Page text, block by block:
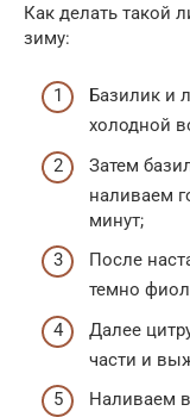
Как делать такой
зиму:
Базилик и
холодной
Затем
наливаем
минут;
После
темно
Далее
части и
Наливаем